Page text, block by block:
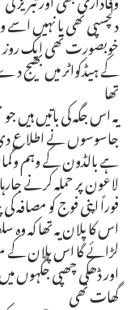
دلچسپی تھی یا نہیں
خوبصورت تھی ایک روز
کے ہیڈکواٹر میں بھیج
تھا
یہ اس جگہ کی باتیں
جاسوسوں نے اطلاع دی
ہے بالڈون کے وہم
لاعون پر حملہ کرنے
فوراً اپنی فوج کو
اس کا پلان یہ تھا کہ
لڑائے گا اس پلان کے
اور ڈھکی چھپی جگہوں
گھات تھی